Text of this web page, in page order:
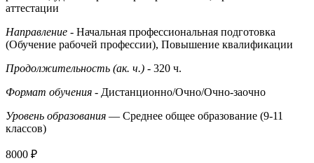
аттестации
Направление - Начальная профессиональная подготовка
(Обучение рабочей профессии), Повышение квалификации
Продолжительность (ак. ч.) - 320 ч.
Формат обучения - Дистанционно/Очно/Очно-заочно
Уровень образования — Среднее общее образование (9-11
классов)
8000 ₽